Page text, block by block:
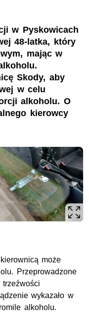
w Pyskowicach
48-latka, który
mając w
Skody, aby
w celu
alkoholu. O
kierowcy
może
Przeprowadzone
wykazało w
alkoholu.